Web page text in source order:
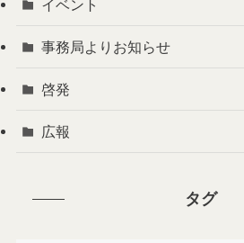
イベント
事務局よりお知らせ
啓発
広報
タグ